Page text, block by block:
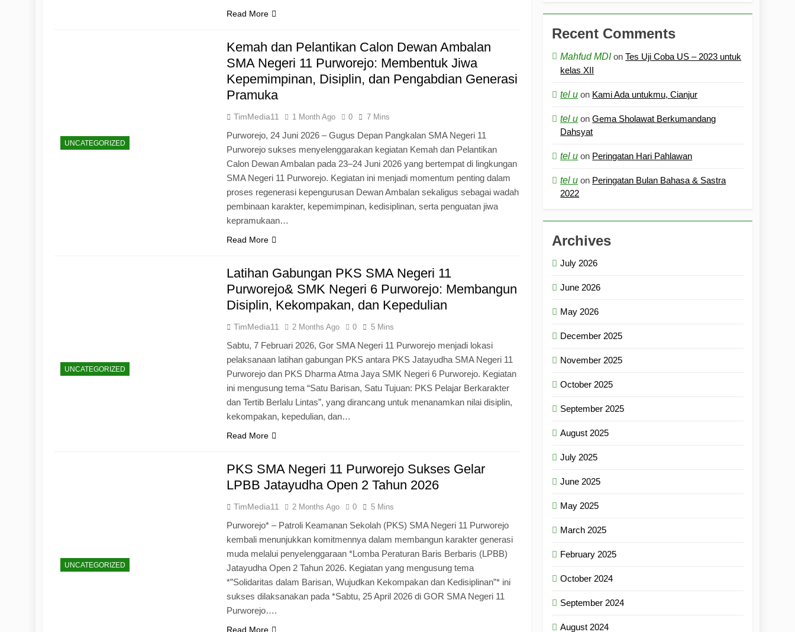
Read More
UNCATEGORIZED
Kemah dan Pelantikan Calon Dewan Ambalan
SMA Negeri 11 Purworejo: Membentuk Jiwa
Kepemimpinan, Disiplin, dan Pengabdian Generasi
Pramuka
TimMedia11 1 Month Ago 0 7 Mins
Purworejo, 24 Juni 2026 – Gugus Depan Pangkalan SMA Negeri 11
Purworejo sukses menyelenggarakan kegiatan Kemah dan Pelantikan
Calon Dewan Ambalan pada 23–24 Juni 2026 yang bertempat di lingkungan
SMA Negeri 11 Purworejo. Kegiatan ini menjadi momentum penting dalam
proses regenerasi kepengurusan Dewan Ambalan sekaligus sebagai wadah
pembinaan karakter, kepemimpinan, kedisiplinan, serta penguatan jiwa
kepramukaan…
Read More
UNCATEGORIZED
Latihan Gabungan PKS SMA Negeri 11
Purworejo& SMK Negeri 6 Purworejo: Membangun
Disiplin, Kekompakan, dan Kepedulian
TimMedia11 2 Months Ago 0 5 Mins
Sabtu, 7 Februari 2026, Gor SMA Negeri 11 Purworejo menjadi lokasi
pelaksanaan latihan gabungan PKS antara PKS Jatayudha SMA Negeri 11
Purworejo dan PKS Dharma Atma Jaya SMK Negeri 6 Purworejo. Kegiatan
ini mengusung tema “Satu Barisan, Satu Tujuan: PKS Pelajar Berkarakter
dan Tertib Berlalu Lintas”, yang dirancang untuk menanamkan nilai disiplin,
kekompakan, kepedulian, dan…
Read More
UNCATEGORIZED
PKS SMA Negeri 11 Purworejo Sukses Gelar
LPBB Jatayudha Open 2 Tahun 2026
TimMedia11 2 Months Ago 0 5 Mins
Purworejo* – Patroli Keamanan Sekolah (PKS) SMA Negeri 11 Purworejo
kembali menunjukkan komitmennya dalam membangun karakter generasi
muda melalui penyelenggaraan *Lomba Peraturan Baris Berbaris (LPBB)
Jatayudha Open 2 Tahun 2026. Kegiatan yang mengusung tema
*”Solidaritas dalam Barisan, Wujudkan Kekompakan dan Kedisiplinan”* ini
sukses dilaksanakan pada *Sabtu, 25 April 2026 di GOR SMA Negeri 11
Purworejo….
Read More
Recent Comments
Mahfud MDIonTes Uji Coba US – 2023 untuk
kelas XII
tel u on Kami Ada untukmu, Cianjur
tel u onGema Sholawat Berkumandang
Dahsyat
tel u on Peringatan Hari Pahlawan
tel u on Peringatan Bulan Bahasa & Sastra
2022
Archives
July 2026
June 2026
May 2026
December 2025
November 2025
October 2025
September 2025
August 2025
July 2025
June 2025
May 2025
March 2025
February 2025
October 2024
September 2024
August 2024